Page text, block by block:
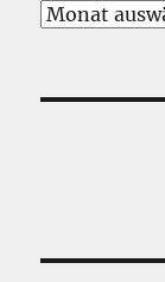
Vergangenes